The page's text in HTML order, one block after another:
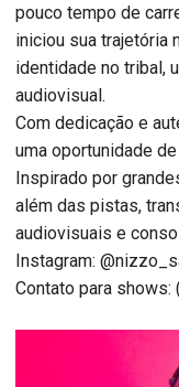
pouco tempo de
iniciou sua trajetória
identidade no tribal,
audiovisual.
Com dedicação e
uma oportunidade
Inspirado por
além das pistas,
audiovisuais e
Instagram:
Contato para